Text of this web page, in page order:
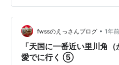
うな風景を作り出し、より『
象を与えています」と‥。 こ
口羽の「川角（かいずみ）」と
fwssのえっさんブログ • 1年前
「天国に一番近い里川角
愛でに行く ⑤